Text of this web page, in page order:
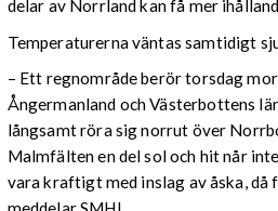
delar av Norrland kan få mer
Temperaturerna väntas samtidigt
– Ett regnområde berör torsdag
Ångermanland och Västerbottens
långsamt röra sig norrut över
Malmfälten en del sol och hit når
vara kraftigt med inslag av åska,